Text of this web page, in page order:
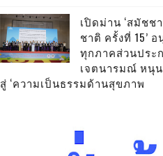
เปิดม่าน ‘สมัชช
ชาติ ครั้งที่ 15’
ทุกภาคส่วนประ
เจตนารมณ์ หนุ
สู่ ‘ความเป็นธรรมด้านสุขภาพ